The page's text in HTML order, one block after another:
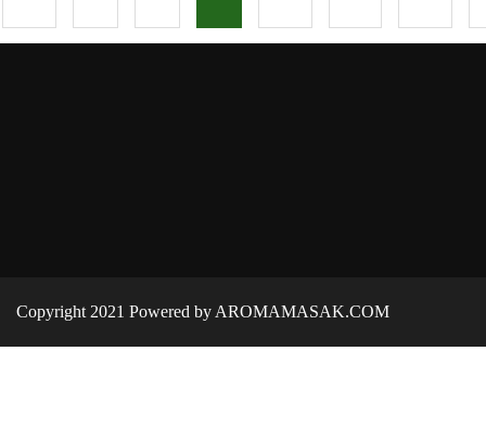
Copyright 2021 Powered by AROMAMASAK.COM